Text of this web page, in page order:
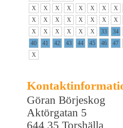
X X X X X X X X
X
X X X X X X X
X
X X X X X 33 34
40
41 42 43 44 45 46 47
X
Göran Börjeskog
Aktörgatan 5
644 35 Torshälla